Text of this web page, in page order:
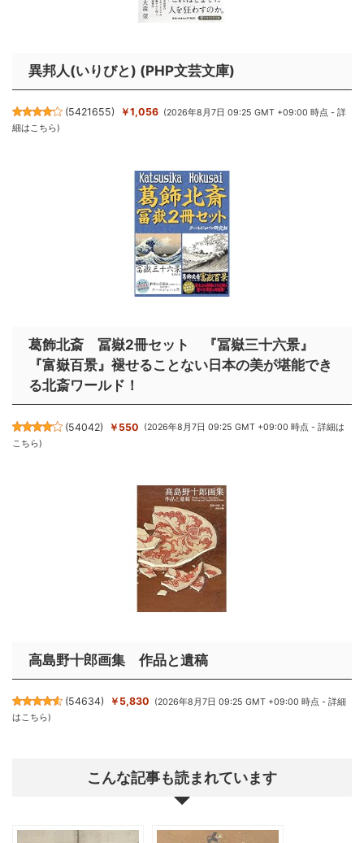
異邦人(いりびと) (PHP文芸文庫)
(5421655) ￥1,056 (2026年8月7日 09:25 GMT +09:00 時点 -詳
細はこちら)
葛飾北斎 冨嶽2冊セット 『冨嶽三十六景』
『富嶽百景』褪せることない日本の美が堪能でき
る北斎ワールド！
(54042) ￥550 (2026年8月7日 09:25 GMT +09:00 時点 -詳細は
こちら)
高島野十郎画集 作品と遺稿
(54634) ￥5,830 (2026年8月7日 09:25 GMT +09:00 時点 -詳細
はこちら)
こんな記事も読まれています